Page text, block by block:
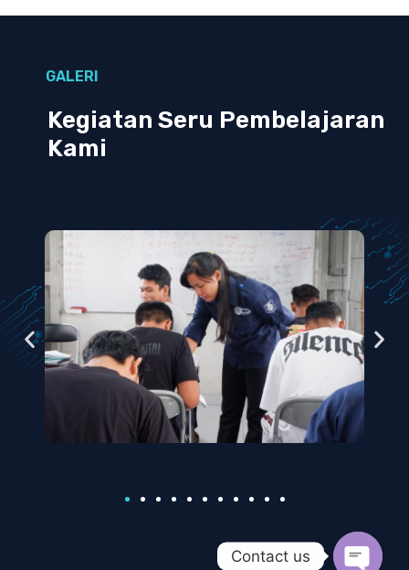
GALERI
Kegiatan Seru Pembelajaran
Kami